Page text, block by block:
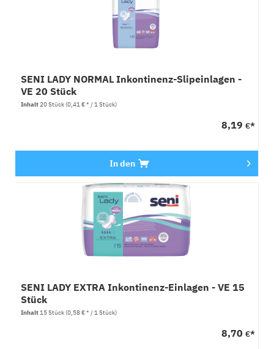
SENI LADY NORMAL Inkontinenz-Slipeinlagen -
VE 20 Stück
Inhalt20 Stück(0,41 € * / 1 Stück)
8,19 €*
In den
SENI LADY EXTRA Inkontinenz-Einlagen - VE 15
Stück
Inhalt15 Stück(0,58 € * / 1 Stück)
8,70 €*